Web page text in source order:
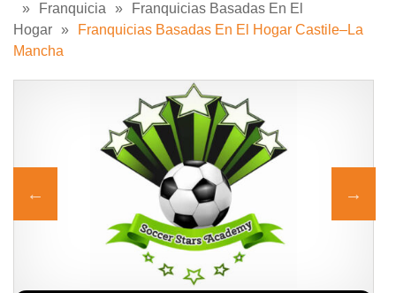
» Franquicia »
Franquicias Basadas En El
Hogar »
Franquicias Basadas En El Hogar Castile–La
Mancha